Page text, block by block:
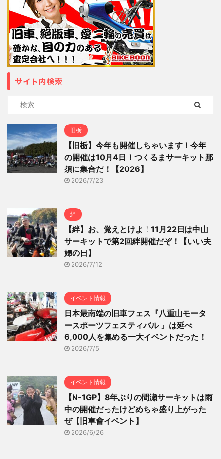
サイト内検索
旧栃
【旧栃】今年も開催しちゃいます！今年
の開催は10月4日！つくるまサーキット那
須に集合だ！【2026】
2026/7/23
絆
【絆】お、覚えとけよ！11月22日は中山
サーキットで第2回絆開催だぞ！【いい夫
婦の日】
2026/7/12
イベント情報
日本最南端の旧車フェス『八重山モータ
ースポーツフェスティバル 』は延べ
6,000人を集める一大イベントだった！
2026/7/5
イベント情報
【N-1GP】8年ぶりの間瀬サーキットは雨
中の開催だったけどめちゃ盛り上がった
ぜ【旧車會イベント】
2026/6/26